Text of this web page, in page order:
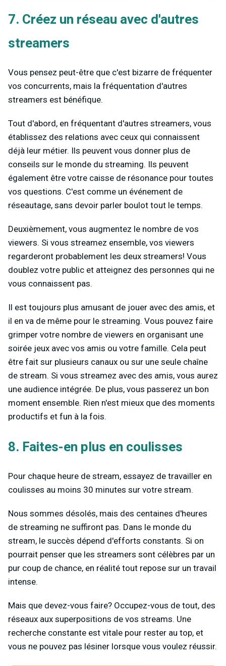
7. Créez un réseau avec d'autres
streamers
Vous pensez peut-être que c'est bizarre de fréquenter
vos concurrents, mais la fréquentation d'autres
streamers est bénéfique.
Tout d'abord, en fréquentant d'autres streamers, vous
établissez des relations avec ceux qui connaissent
déjà leur métier. Ils peuvent vous donner plus de
conseils sur le monde du streaming. Ils peuvent
également être votre caisse de résonance pour toutes
vos questions. C'est comme un événement de
réseautage, sans devoir parler boulot tout le temps.
Deuxièmement, vous augmentez le nombre de vos
viewers. Si vous streamez ensemble, vos viewers
regarderont probablement les deux streamers! Vous
doublez votre public et atteignez des personnes qui ne
vous connaissent pas.
Il est toujours plus amusant de jouer avec des amis, et
il en va de même pour le streaming. Vous pouvez faire
grimper votre nombre de viewers en organisant une
soirée jeux avec vos amis ou votre famille. Cela peut
être fait sur plusieurs canaux ou sur une seule chaîne
de stream. Si vous streamez avec des amis, vous aurez
une audience intégrée. De plus, vous passerez un bon
moment ensemble. Rien n'est mieux que des moments
productifs et fun à la fois.
8. Faites-en plus en coulisses
Pour chaque heure de stream, essayez de travailler en
coulisses au moins 30 minutes sur votre stream.
Nous sommes désolés, mais des centaines d'heures
de streaming ne suffiront pas. Dans le monde du
stream, le succès dépend d'efforts constants. Si on
pourrait penser que les streamers sont célèbres par un
pur coup de chance, en réalité tout repose sur un travail
intense.
Mais que devez-vous faire? Occupez-vous de tout, des
réseaux aux superpositions de vos streams. Une
recherche constante est vitale pour rester au top, et
vous ne pouvez pas lésiner lorsque vous voulez réussir.